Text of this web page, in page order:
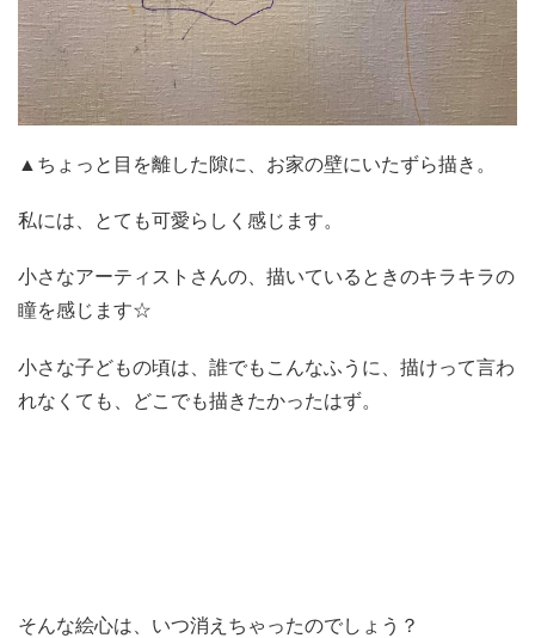
▲ちょっと目を離した隙に、お家の壁にいたずら描き。
私には、とても可愛らしく感じます。
小さなアーティストさんの、描いているときのキラキラの
瞳を感じます☆
小さな子どもの頃は、誰でもこんなふうに、描けって言わ
れなくても、どこでも描きたかったはず。
そんな絵心は、いつ消えちゃったのでしょう？